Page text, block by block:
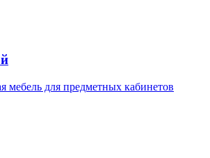
мебель для предметных кабинетов